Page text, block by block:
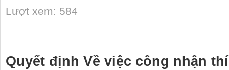
Lượt xem: 584
Quyết định Về việc công nhận